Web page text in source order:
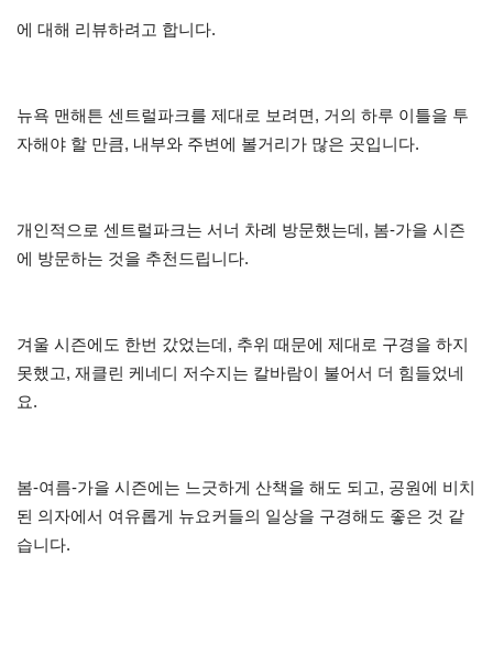
에 대해 리뷰하려고 합니다.
뉴욕 맨해튼 센트럴파크를 제대로 보려면, 거의 하루 이틀을 투
자해야 할 만큼, 내부와 주변에 볼거리가 많은 곳입니다.
개인적으로 센트럴파크는 서너 차례 방문했는데, 봄-가을 시즌
에 방문하는 것을 추천드립니다.
겨울 시즌에도 한번 갔었는데, 추위 때문에 제대로 구경을 하지
못했고, 재클린 케네디 저수지는 칼바람이 불어서 더 힘들었네
요.
봄-여름-가을 시즌에는 느긋하게 산책을 해도 되고, 공원에 비치
된 의자에서 여유롭게 뉴요커들의 일상을 구경해도 좋은 것 같
습니다.